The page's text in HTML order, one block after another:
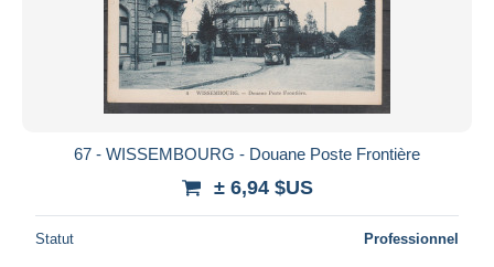
67 - WISSEMBOURG - Douane Poste Frontière
± 6,94 $US
Statut Professionnel